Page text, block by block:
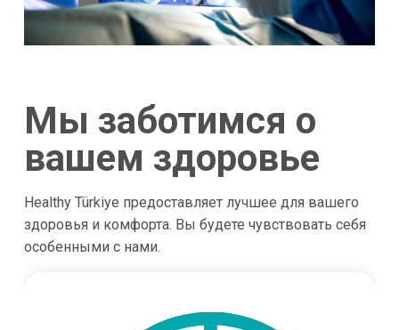
Мы заботимся о
вашем здоровье
Healthy Türkiye предоставляет лучшее для вашего
здоровья и комфорта. Вы будете чувствовать себя
особенными с нами.